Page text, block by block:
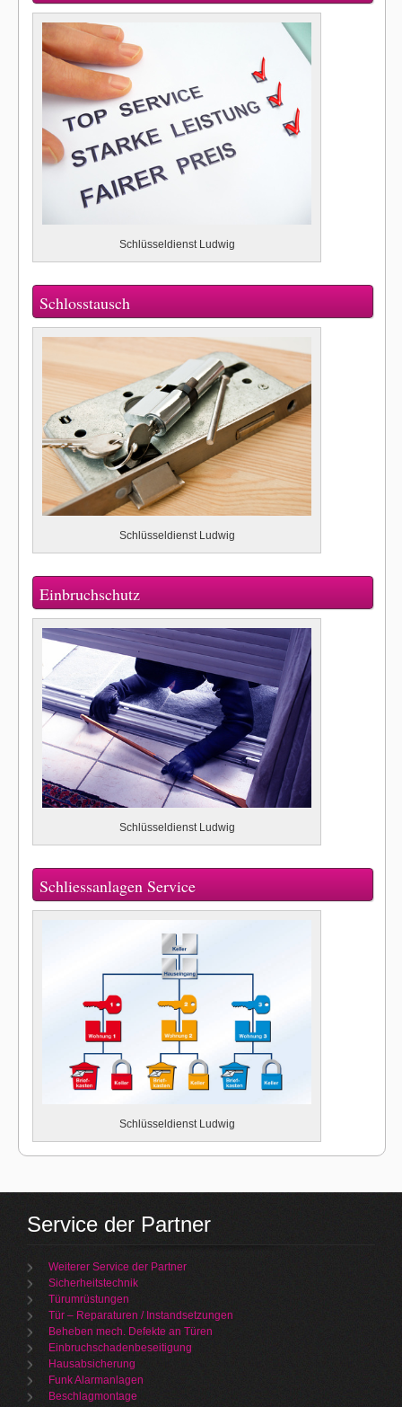
Schlüsseldienst Ludwig
Schlosstausch
Schlüsseldienst Ludwig
Einbruchschutz
Schlüsseldienst Ludwig
Schliessanlagen Service
Schlüsseldienst Ludwig
Service der Partner
Weiterer Service der Partner
Sicherheitstechnik
Türumrüstungen
Tür – Reparaturen / Instandsetzungen
Beheben mech. Defekte an Türen
Einbruchschadenbeseitigung
Hausabsicherung
Funk Alarmanlagen
Beschlagmontage